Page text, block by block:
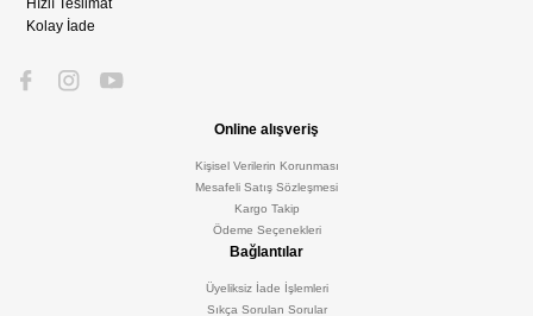
Hızlı Teslimat
Kolay İade
Online alışveriş
Kişisel Verilerin Korunması
Mesafeli Satış Sözleşmesi
Kargo Takip
Ödeme Seçenekleri
Bağlantılar
Üyeliksiz İade İşlemleri
Sıkça Sorulan Sorular